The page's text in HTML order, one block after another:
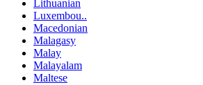
Lithuanian
Luxembou..
Macedonian
Malagasy
Malay
Malayalam
Maltese